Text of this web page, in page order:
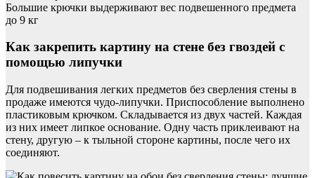
Большие крючки выдерживают вес подвешенного предмета
до 9 кг
Как закрепить картину на стене без гвоздей с
помощью липучки
Для подвешивания легких предметов без сверления стены в
продаже имеются чудо-липучки. Приспособление выполнено
пластиковым крючком. Складывается из двух частей. Каждая
из них имеет липкое основание. Одну часть приклеивают на
стену, другую – к тыльной стороне картины, после чего их
соединяют.